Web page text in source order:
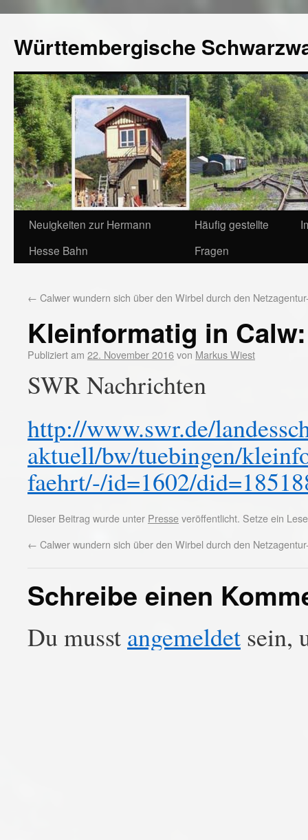
Württembergische
Neuigkeiten zur Hermann
Hesse Bahn
Häufig gestellte
Fragen
← Calwer wundern sich über den Wirbel durch den
Kleinformatig in
Publiziert am 22. November 2016von Markus Wiest
SWR Nachrichten
http://www.swr.de/
aktuell/bw/tuebingen/
faehrt/-/id=1602/
Dieser Beitrag wurde unter Presseveröffentlicht. Setze ein
← Calwer wundern sich über den Wirbel durch den
Schreibe einen
Du musst angemeldet sein,